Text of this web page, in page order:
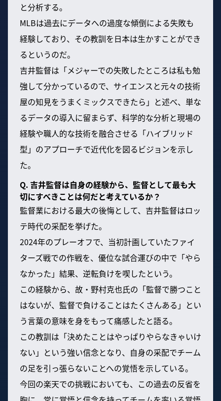
と分析する。
MLBは過去にデータへの過度な傾倒による失敗も
経験しており、その教訓を日本は生かすことができ
るというのだ。
吉井監督は「メジャーでの失敗したところは私も勉
強して分かっているので、サイエンスと元々の技術
屋の知見をうまくミックスできたら」と述べ、単な
るデータの導入に留まらず、科学的な分析と現場の
経験や職人的な技術を融合させる「ハイブリッド
型」のアプローチで近代化を図るビジョンを示し
た。
Q. 吉井監督は自身の経験から、監督として最も大
切にすべきことは何だと考えているか？
監督業における最大の後悔として、吉井監督はロッ
テ時代の采配を挙げた。
2024年のプレーオフで、当初計画していたファイ
ターズ戦での作戦を、優位な試合運びの中で「やら
なかった」結果、逆転負けを喫したという。
この経験から、故・野村克也氏の「監督で勝つこと
はないが、監督で負けることはたくさんある」とい
う言葉の意味を身をもって痛感したと語る。
この教訓は「決めたことはやっぱりやらなきゃいけ
ない」という強い信念となり、自身の采配でチーム
の足を引っ張らないことへの覚悟を示している。
今回の楽天での挑戦においても、この過去の反省を